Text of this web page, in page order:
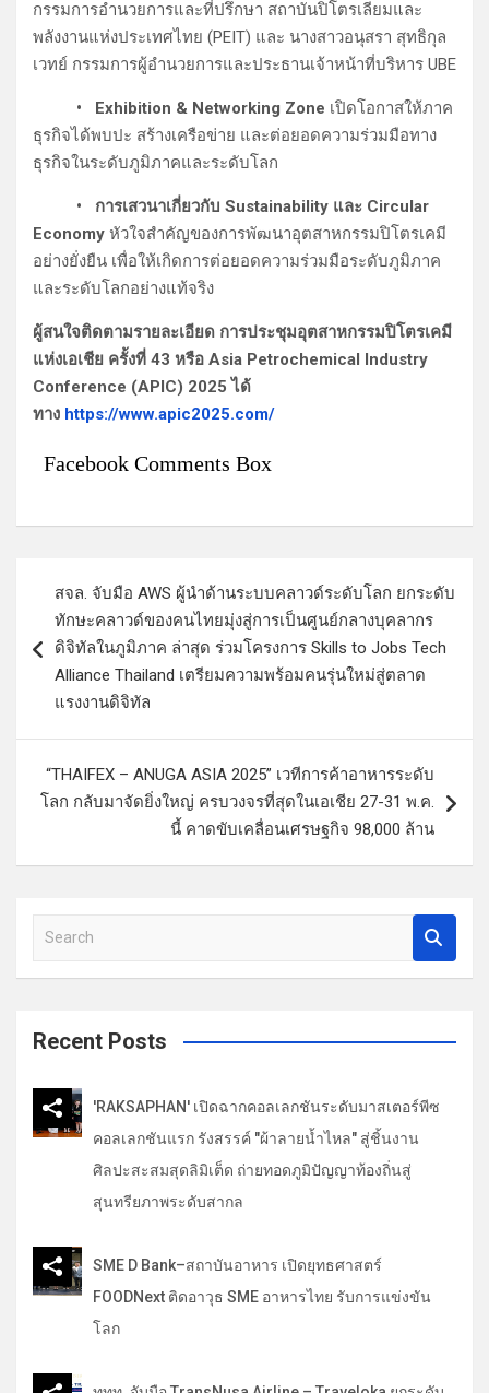
กรรมการอำนวยการและที่ปรึกษา สถาบันปิโตรเลียมและ
พลังงานแห่งประเทศไทย (PEIT) และ นางสาวอนุสรา สุทธิกุล
เวทย์ กรรมการผู้อำนวยการและประธานเจ้าหน้าที่บริหาร UBE
• Exhibition & Networking Zone เปิดโอกาสให้ภาค
ธุรกิจได้พบปะ สร้างเครือข่าย และต่อยอดความร่วมมือทาง
ธุรกิจในระดับภูมิภาคและระดับโลก
• การเสวนาเกี่ยวกับ Sustainability และ Circular
Economy หัวใจสำคัญของการพัฒนาอุตสาหกรรมปิโตรเคมี
อย่างยั่งยืน เพื่อให้เกิดการต่อยอดความร่วมมือระดับภูมิภาค
และระดับโลกอย่างแท้จริง
ผู้สนใจติดตามรายละเอียด การประชุมอุตสาหกรรมปิโตรเคมี
แห่งเอเชีย ครั้งที่ 43 หรือ Asia Petrochemical Industry
Conference (APIC) 2025 ได้
ทาง https://www.apic2025.com/
Facebook Comments Box
ว
สจล. จับมือ AWS ผู้นำด้านระบบคลาวด์ระดับโลก ยกระดับ
ทักษะคลาวด์ของคนไทยมุ่งสู่การเป็นศูนย์กลางบุคลากร
ดิจิทัลในภูมิภาค ล่าสุด ร่วมโครงการ Skills to Jobs Tech
Alliance Thailand เตรียมความพร้อมคนรุ่นใหม่สู่ตลาด
แรงงานดิจิทัล
“THAIFEX – ANUGA ASIA 2025” เวทีการค้าอาหารระดับ
โลก กลับมาจัดยิ่งใหญ่ ครบวงจรที่สุดในเอเชีย 27-31 พ.ค.
นี้ คาดขับเคลื่อนเศรษฐกิจ 98,000 ล้าน
a
c
Recent Posts
'RAKSAPHAN' เปิดฉากคอลเลกชันระดับมาสเตอร์พีซ
คอลเลกชันแรก รังสรรค์ "ผ้าลายน้ำไหล" สู่ชิ้นงาน
ศิลปะสะสมสุดลิมิเต็ด ถ่ายทอดภูมิปัญญาท้องถิ่นสู่
สุนทรียภาพระดับสากล
SME D Bank–สถาบันอาหาร เปิดยุทธศาสตร์
FOODNext ติดอาวุธ SME อาหารไทย รับการแข่งขัน
โลก